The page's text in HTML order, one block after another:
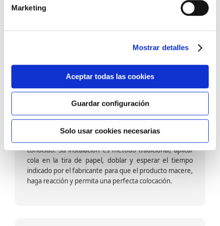
Marketing
Mostrar detalles
Aceptar todas las cookies
Guardar configuración
Solo usar cookies necesarias
barniz multiadherente en base agua. En zonas de
fuegos, se recomienda proteger con placas, silestone,
dado que el frotar en exceso dañaría el papel. Su
colocación es cola en la pared y tira en seco, sin
colocación es fácil rápida y sencilla.
Papel pintado calidad papel:
Formado por una capa de papel sobre un soporte de
conocido. Su instalación es método tradicional, aplicar
cola en la tira de papel, doblar y esperar el tiempo
indicado por el fabricante para que el producto macere,
haga reacción y permita una perfecta colocación.